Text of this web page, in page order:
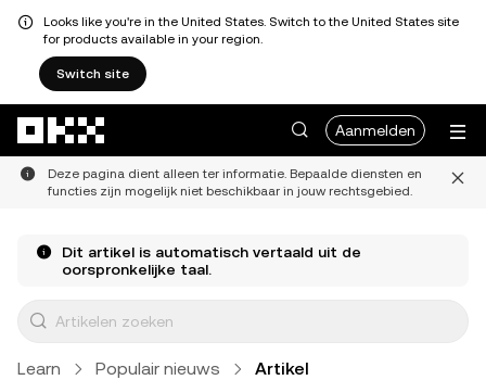
Looks like you're in the United States. Switch to the United States site
for products available in your region.
Switch site
Aanmelden
Deze pagina dient alleen ter informatie. Bepaalde diensten en
functies zijn mogelijk niet beschikbaar in jouw rechtsgebied.
Dit artikel is automatisch vertaald uit de
oorspronkelijke taal.
Learn Populair nieuws Artikel